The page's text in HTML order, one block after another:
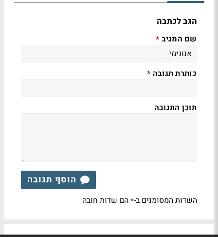
הגב לכתבה
שם המגיב *
כותרת תגובה *
תוכן התגובה
הוסף תגובה
השדות המסומנים ב-*הם שדות חובה